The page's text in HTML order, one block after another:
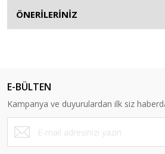
ÖNERİLERİNİZ
E-BÜLTEN
Kampanya ve duyurulardan ilk siz